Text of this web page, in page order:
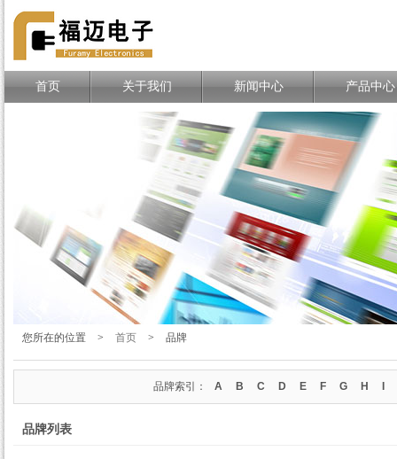
TE、MOLEX、DELPHI连接
器一站式分销商
首页 关于我们 新闻中心 产品中心
您所在的位置 > 首页 > 品牌
品牌索引： A B C D E F G H
品牌列表